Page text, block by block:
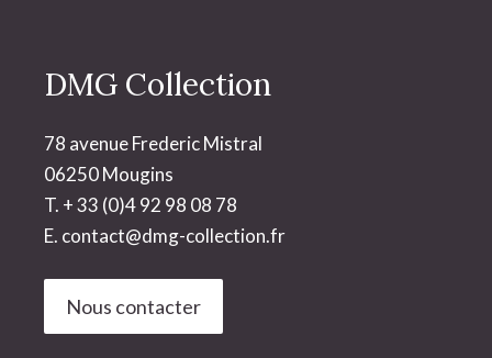
DMG Collection
78 avenue Frederic Mistral
06250 Mougins
T. + 33 (0)4 92 98 08 78
E. contact@dmg-collection.fr
Nous contacter